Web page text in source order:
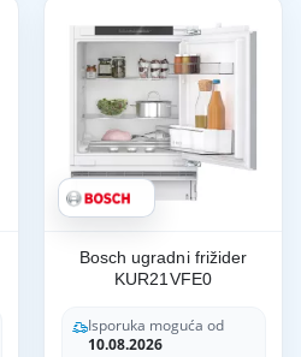
Bosch ugradni frižider
KUR21VFE0
Isporuka moguća od
10.08.2026